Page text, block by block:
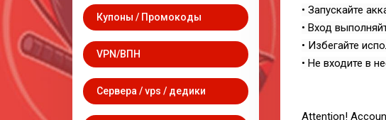
Купоны / Промокоды
VPN/ВПН
Сервера / vps / дедики
• Запускайте
• Вход
• Избегайте
• Не входите в
Attention!